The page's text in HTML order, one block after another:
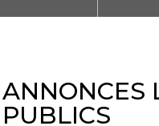
ANNONCES
PUBLICS